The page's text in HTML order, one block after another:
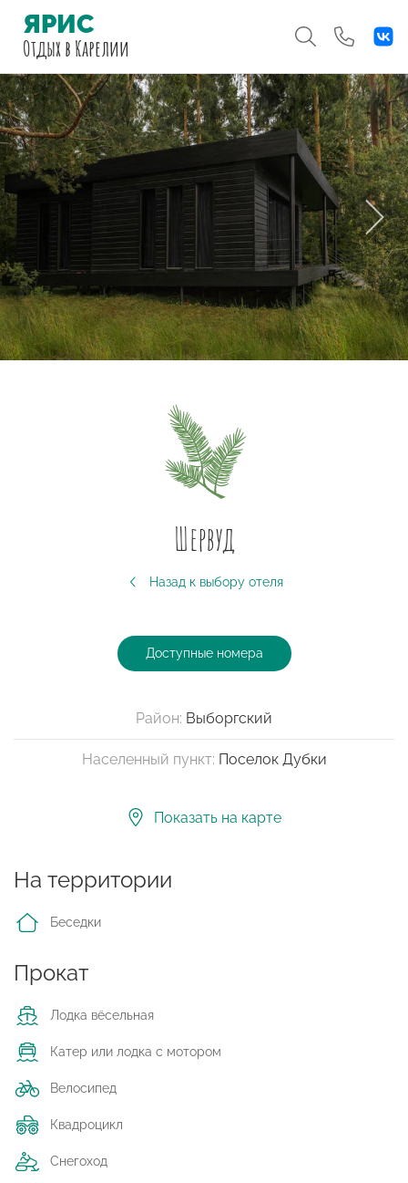
ЯРИС
Отдыхв Карелии
Шервуд
Назад к выбору отеля
На территории
Беседки
Прокат
Лодка вёсельная
Катер или лодка с мотором
Велосипед
Квадроцикл
Снегоход
Доступные номера
Район: Выборгский
Населенный пункт: Поселок Дубки
Показать на карте